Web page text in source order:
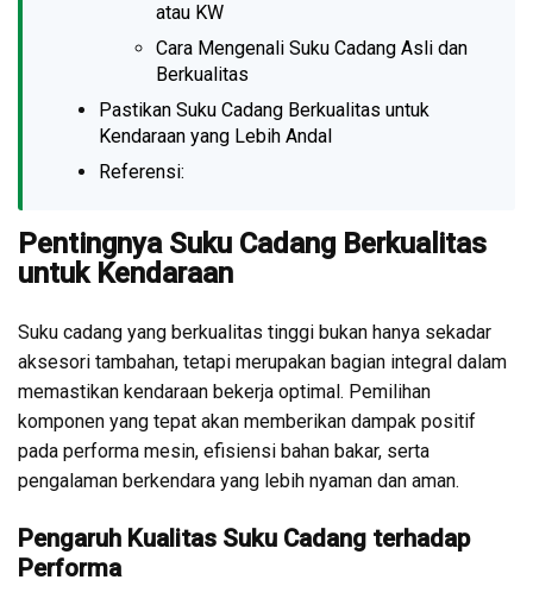
atau KW
Cara Mengenali Suku Cadang Asli dan
Berkualitas
Pastikan Suku Cadang Berkualitas untuk
Kendaraan yang Lebih Andal
Referensi:
Pentingnya Suku Cadang Berkualitas
untuk Kendaraan
Suku cadang yang berkualitas tinggi bukan hanya sekadar
aksesori tambahan, tetapi merupakan bagian integral dalam
memastikan kendaraan bekerja optimal. Pemilihan
komponen yang tepat akan memberikan dampak positif
pada performa mesin, efisiensi bahan bakar, serta
pengalaman berkendara yang lebih nyaman dan aman.
Pengaruh Kualitas Suku Cadang terhadap
Performa